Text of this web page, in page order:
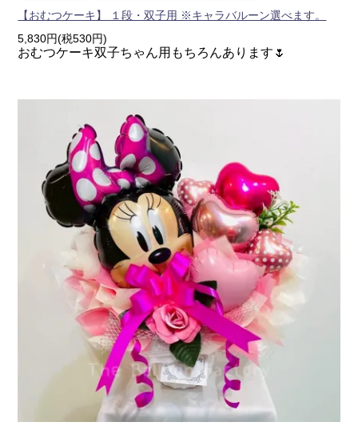
【おむつケーキ】 １段・双子用 ※キャラバルーン選べます。
5,830円(税530円)
おむつケーキ双子ちゃん用もちろんあります🌷